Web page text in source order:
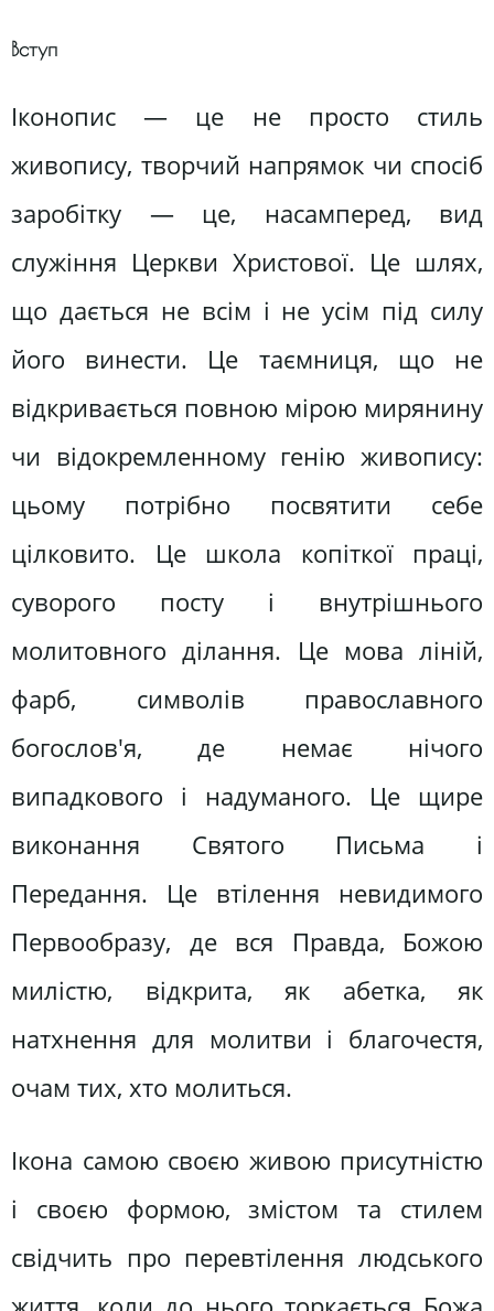
Вступ
Іконопис — це не просто стиль
живопису, творчий напрямок чи спосіб
заробітку — це, насамперед, вид
служіння Церкви Христової. Це шлях,
що дається не всім і не усім під силу
його винести. Це таємниця, що не
відкривається повною мірою мирянину
чи відокремленному генію живопису:
цьому потрібно посвятити себе
цілковито. Це школа копіткої праці,
суворого посту і внутрішнього
молитовного ділання. Це мова ліній,
фарб, символів православного
богослов'я, де немає нічого
випадкового і надуманого. Це щире
виконання Святого Письма і
Передання. Це втілення невидимого
Первообразу, де вся Правда, Божою
милістю, відкрита, як абетка, як
натхнення для молитви і благочестя,
очам тих, хто молиться.
Ікона самою своєю живою присутністю
і своєю формою, змістом та стилем
свідчить про перевтілення людського